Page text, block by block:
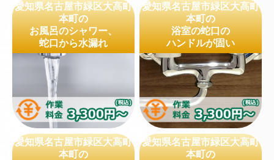
愛知県名古屋市緑区大高町
本町の
お風呂のシャワー、
蛇口から水漏れ
愛知県名古屋市緑区大高町
本町の
浴室の蛇口の
ハンドルが固い
愛知県名古屋市緑区大高町
本町の
愛知県名古屋市緑区大高町
本町の